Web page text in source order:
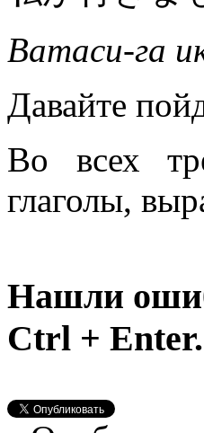
Ватаси-га
Давайте
Во всех
глаголы,
Нашли
Ctrl + Enter.